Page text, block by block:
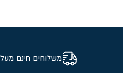
משלוחים חינם מעל 299 ₪